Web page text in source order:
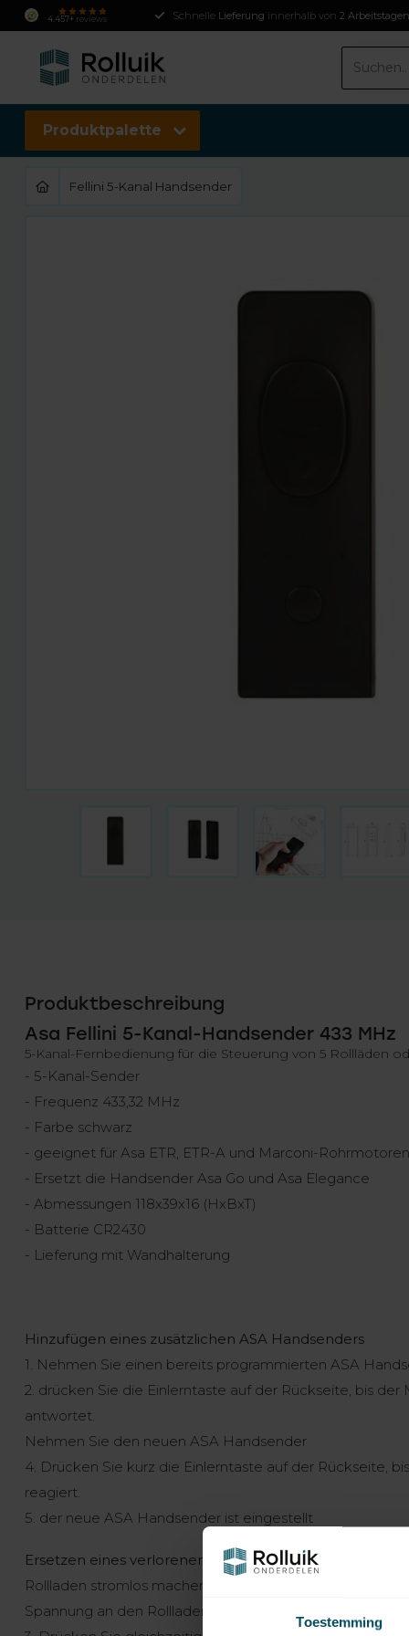
Toestemming
4.457+ reviews Schnelle Lieferung innerhalb von 2 Arbeitstagen
Produktpalette
Fellini 5-Kanal Handsender
Produktbeschreibung
Asa Fellini 5-Kanal-Handsender 433 MHz
5-Kanal-Fernbedienung für die Steuerung von 5 Rollläden
- 5-Kanal-Sender
- Frequenz 433,32 MHz
- Farbe schwarz
- geeignet für Asa ETR, ETR-A und Marconi-Rohrmotoren
- Ersetzt die Handsender Asa Go und Asa Elegance
- Abmessungen 118x39x16 (HxBxT)
- Batterie CR2430
- Lieferung mit Wandhalterung
Hinzufügen eines zusätzlichen ASA Handsenders
1. Nehmen Sie einen bereits programmierten ASA
2. drücken Sie die Einlerntaste auf der Rückseite, bis
antwortet.
Nehmen Sie den neuen ASA Handsender
4. Drücken Sie kurz die Einlerntaste auf der Rückseite,
reagiert.
5. der neue ASA Handsender ist eingestellt
Ersetzen eines verlorenen ASA Handsenders (alter
Rollladen stromlos machen (nur der Motor, an dem der
Spannung an den Rollladen anlegen